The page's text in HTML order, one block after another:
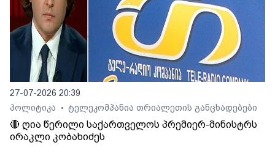
27-07-2026 20:39
პოლიტიკა
• ტელეკომპანია თრიალეთის განცხადებები
🔴 ღია წერილი საქართველოს პრემიერ-მინისტრს
ირაკლი კობახიძეს